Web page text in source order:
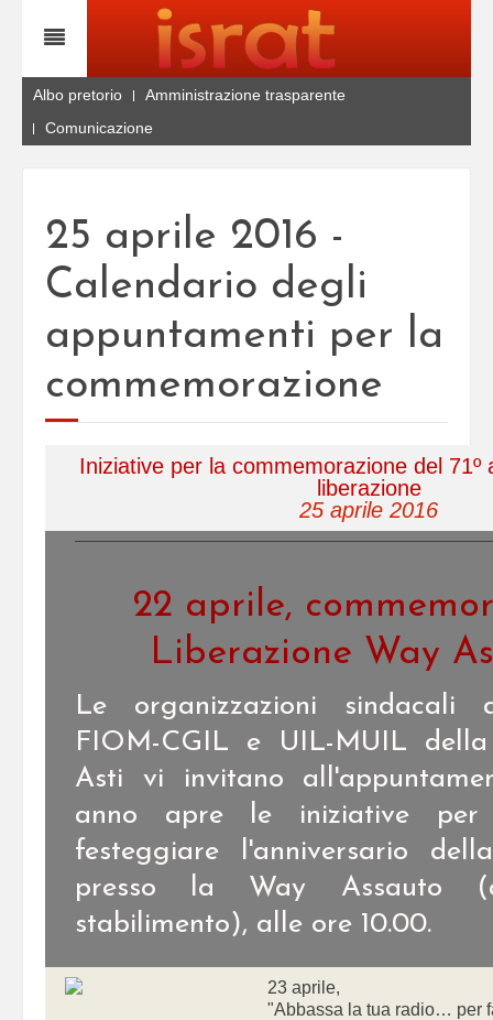
Albo pretorio
Amministrazione trasparente
Comunicazione
25 aprile 2016 -
Calendario degli
appuntamenti per la
commemorazione
Iniziative per la commemorazione del 71º
liberazione
25 aprile 2016
22 aprile,
Liberazione Way
Le organizzazioni sindacali
FIOM-CGIL e UIL-MUIL
Asti vi invitano
anno apre le iniziative per
festeggiare l'anniversario
presso la Way Assauto
stabilimento), alle ore 10.00.
23 aprile,
"Abbassa la tua radio… per